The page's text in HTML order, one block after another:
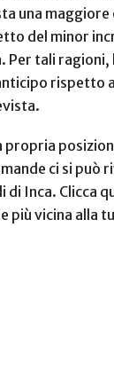
una maggiore
del minor
Per tali ragioni,
rispetto
propria
ci si può
Inca. Clicca
più vicina alla